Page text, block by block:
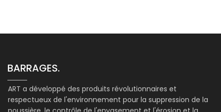
BARRAGES.
ART a développé des produits révolutionnaires et
respectueux de l'environnement pour la suppression de la